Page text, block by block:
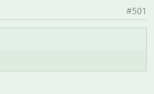
#501